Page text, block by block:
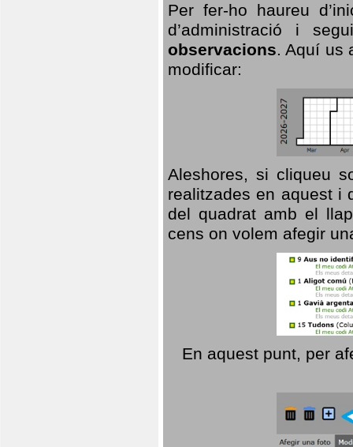
Per fer-ho haureu
d’administració i
observacions. Aquí us
modificar:
Aleshores, si cliqueu
realitzades en aquest i
del quadrat amb el
cens on volem afegir
En aquest punt, per